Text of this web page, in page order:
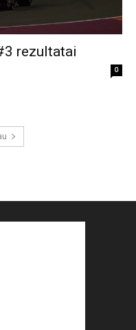
rezultatai
0